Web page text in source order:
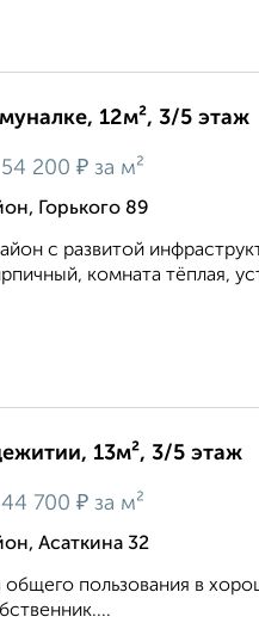
12м², 3/5 этаж
54 200 ₽ за м²
Горького 89
с развитой
комната тёплая,
13м², 3/5 этаж
44 700 ₽ за м²
Асаткина 32
пользования в